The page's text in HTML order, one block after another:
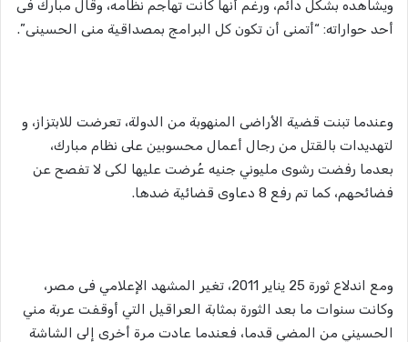
ويشاهده بشكل دائم، ورغم أنها كانت تهاجم نظامه، وقال مبارك فى
أحد حواراته: “أتمنى أن تكون كل البرامج بمصداقية منى الحسينى”.
وعندما تبنت قضية الأراضى المنهوبة من الدولة، تعرضت للابتزاز، و
لتهديدات بالقتل من رجال أعمال محسوبين على نظام مبارك،
بعدما رفضت رشوى مليوني جنيه عُرضت عليها لكى لا تفصح عن
فضائحهم، كما تم رفع 8 دعاوى قضائية ضدها.
ومع اندلاع ثورة 25 يناير 2011، تغير المشهد الإعلامي فى مصر،
وكانت سنوات ما بعد الثورة بمثابة العراقيل التي أوقفت عربة مني
الحسيني من المضي قدما، فعندما عادت مرة أخرى إلى الشاشة